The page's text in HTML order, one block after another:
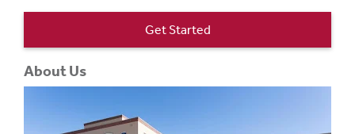
Get Started
About Us